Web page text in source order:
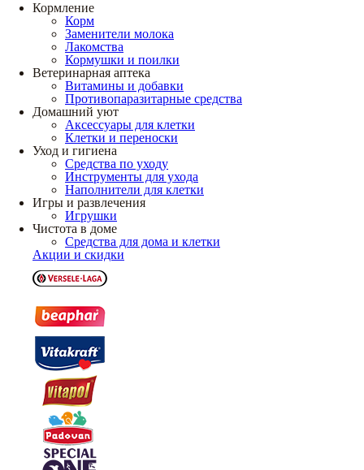
Кормление
Корм
Заменители молока
Лакомства
Кормушки и поилки
Ветеринарная аптека
Витамины и добавки
Противопаразитарные средства
Домашний уют
Аксессуары для клетки
Клетки и переноски
Уход и гигиена
Средства по уходу
Инструменты для ухода
Наполнители для клетки
Игры и развлечения
Игрушки
Чистота в доме
Средства для дома и клетки
Акции и скидки